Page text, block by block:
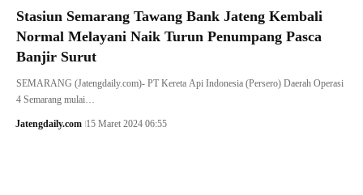
Stasiun Semarang Tawang Bank Jateng Kembali
Normal Melayani Naik Turun Penumpang Pasca
Banjir Surut
SEMARANG (Jatengdaily.com)- PT Kereta Api Indonesia (Persero) Daerah Operasi
4 Semarang mulai…
Jatengdaily.com 15 Maret 2024 06:55